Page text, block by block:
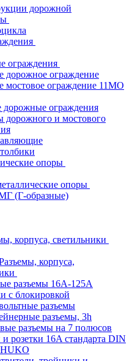
дорожной
ограждения
дорожное ограждение
мостовое ограждение 11МО
дорожные ограждения
дорожного и мостового
опоры
опоры
(Г-образные)
корпуса, светильники
корпуса,
разъемы 16А-125А
с блокировкой
разъемы
разъемы, 3h
разъемы на 7 полюсов
розетки 16A стандарта DIN